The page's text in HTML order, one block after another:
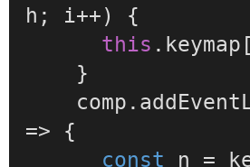
h ; i++) {
this . keymap
    comp.
=> {
const n =